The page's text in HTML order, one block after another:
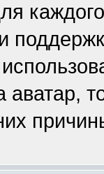
аватар,